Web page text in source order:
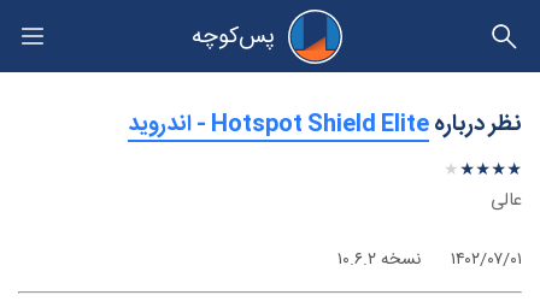
پس‌کوچه
حریم خصوصی
نظر درباره‫Hotspot Shield Elite - اندروید
★★★★★
★
★
★
★
★
عالی
۱۴۰۲/۰۷/۰۱ نسخه ۱۰.۶.۲